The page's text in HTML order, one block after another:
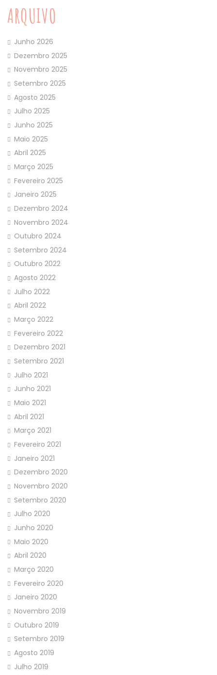
ARQUIVO
Junho 2026
Dezembro 2025
Novembro 2025
Setembro 2025
Agosto 2025
Julho 2025
Junho 2025
Maio 2025
Abril 2025
Março 2025
Fevereiro 2025
Janeiro 2025
Dezembro 2024
Novembro 2024
Outubro 2024
Setembro 2024
Outubro 2022
Agosto 2022
Julho 2022
Abril 2022
Março 2022
Fevereiro 2022
Dezembro 2021
Setembro 2021
Julho 2021
Junho 2021
Maio 2021
Abril 2021
Março 2021
Fevereiro 2021
Janeiro 2021
Dezembro 2020
Novembro 2020
Setembro 2020
Julho 2020
Junho 2020
Maio 2020
Abril 2020
Março 2020
Fevereiro 2020
Janeiro 2020
Novembro 2019
Outubro 2019
Setembro 2019
Agosto 2019
Julho 2019